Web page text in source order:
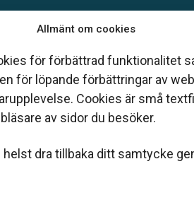
Allmänt om cookies
för förbättrad funktionalitet
för löpande förbättringar av
Cookies är små
av sidor du besöker.
helst dra tillbaka ditt samtycke
begravningsbyrå är en del av Klarahill.
inom Sveriges
(SBF). Det personliga är centralt för
när det gäller bemötande och när vi
personliga begravningar.
kontakt@nykvarnbegravning.se